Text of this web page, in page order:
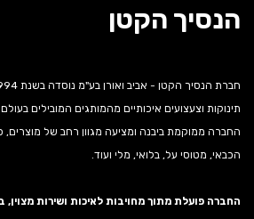
הנסיך הקטן
תינוקות וצעצועים איכותיים מהמותגים המובילים
החברה ממוקמת ביבנה ומציעה מגוון רחב של מוצרים,
הכבאי, מטוסי על, בלואי, מלי ועוד.
החברה פועלת מתוך מחויבות לאיכות ושירות